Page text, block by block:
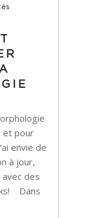
et pour
envie de
à jour,
des
Dans